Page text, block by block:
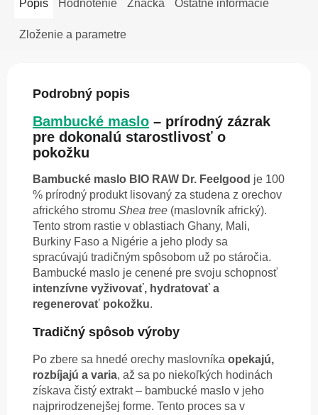
Popis Hodnotenie Značka Ostatné informácie
Zloženie a parametre
Podrobný popis
Bambucké maslo – prírodný zázrak
pre dokonalú starostlivosť o
pokožku
Bambucké maslo BIO RAW Dr. Feelgood je 100
% prírodný produkt lisovaný za studena z orechov
afrického stromu Shea tree (maslovník africký).
Tento strom rastie v oblastiach Ghany, Mali,
Burkiny Faso a Nigérie a jeho plody sa
spracúvajú tradičným spôsobom už po stáročia.
Bambucké maslo je cenené pre svoju schopnosť
intenzívne vyživovať, hydratovať a
regenerovať pokožku.
Tradičný spôsob výroby
Po zbere sa hnedé orechy maslovníka opekajú,
rozbíjajú a varia, až sa po niekoľkých hodinách
získava čistý extrakt – bambucké maslo v jeho
najprirodzenejšej forme. Tento proces sa v